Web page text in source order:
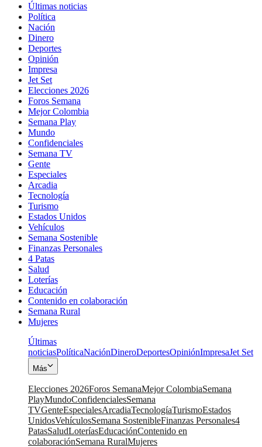
Últimas noticias
Política
Nación
Dinero
Deportes
Opinión
Impresa
Jet Set
Elecciones 2026
Foros Semana
Mejor Colombia
Semana Play
Mundo
Confidenciales
Semana TV
Gente
Especiales
Arcadia
Tecnología
Turismo
Estados Unidos
Vehículos
Semana Sostenible
Finanzas Personales
4 Patas
Salud
Loterías
Educación
Contenido en colaboración
Semana Rural
Mujeres
Últimas
noticiasPolíticaNaciónDineroDeportesOpiniónImpresaJet Set
Más
Elecciones 2026Foros SemanaMejor ColombiaSemana
PlayMundoConfidencialesSemana
TVGenteEspecialesArcadiaTecnologíaTurismoEstados
UnidosVehículosSemana SostenibleFinanzas Personales4
PatasSaludLoteríasEducaciónContenido en
colaboraciónSemana RuralMujeres